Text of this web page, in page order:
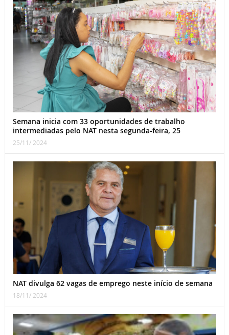
Semana inicia com 33 oportunidades de trabalho
intermediadas pelo NAT nesta segunda-feira, 25
25/11/ 2024
NAT divulga 62 vagas de emprego neste início de semana
18/11/ 2024